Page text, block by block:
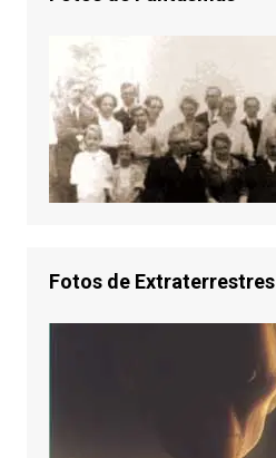
Fotos de Extraterrestres